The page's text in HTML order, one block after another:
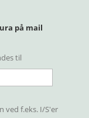
på mail
til
ved f.eks. I/S'er